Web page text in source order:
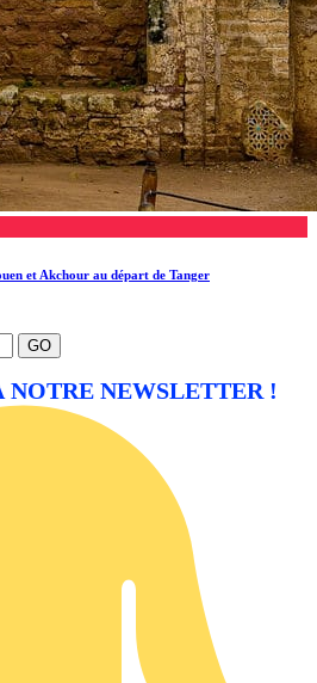
et Akchour au départ de Tanger
GO
NOTRE NEWSLETTER !